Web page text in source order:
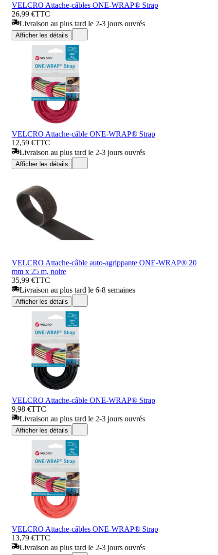
VELCRO Attache-câbles ONE-WRAP® Strap
26,99 €TTC
Livraison au plus tard le 2-3 jours ouvrés
Afficher les détails
VELCRO Attache-câble ONE-WRAP® Strap
12,59 €TTC
Livraison au plus tard le 2-3 jours ouvrés
Afficher les détails
VELCRO Attache-câble auto-agrippante ONE-WRAP® 20
mm x 25 m, noire
35,99 €TTC
Livraison au plus tard le 6-8 semaines
Afficher les détails
VELCRO Attache-câble ONE-WRAP® Strap
9,98 €TTC
Livraison au plus tard le 2-3 jours ouvrés
Afficher les détails
VELCRO Attache-câbles ONE-WRAP® Strap
13,79 €TTC
Livraison au plus tard le 2-3 jours ouvrés